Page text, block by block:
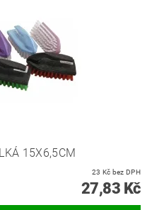
15X6,5CM
23 Kč bez DPH
27,83 Kč